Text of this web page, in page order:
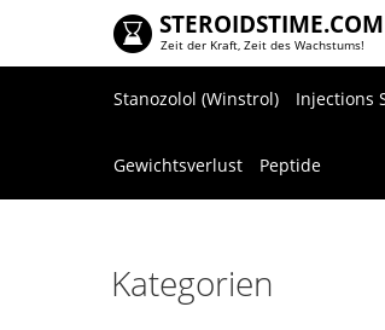
STEROIDSTIME.COM
Zeit der Kraft, Zeit des Wachstums!
Stanozolol (Winstrol) Injections
Gewichtsverlust Peptide
Kategorien